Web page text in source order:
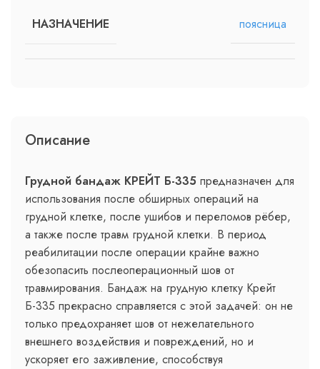
Описание
Грудной бандаж КРЕЙТ Б-335 предназначен для
использования после обширных операций на
грудной клетке, после ушибов и переломов рёбер,
а также после травм грудной клетки. В период
реабилитации после операции крайне важно
обезопасить послеоперационный шов от
травмирования. Бандаж на грудную клетку Крейт
Б-335 прекрасно справляется с этой задачей: он не
только предохраняет шов от нежелательного
внешнего воздействия и повреждений, но и
ускоряет его заживление, способствуя
НАЗНАЧЕНИЕ поясница